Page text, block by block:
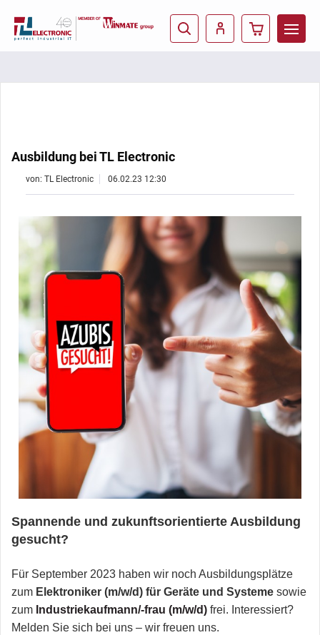
Ausbildung bei TL Electronic
von: TL Electronic 06.02.23 12:30
Spannende und zukunftsorientierte Ausbildung
gesucht?
Für September 2023 haben wir noch Ausbildungsplätze
zum Elektroniker (m/w/d) für Geräte und Systeme sowie
zum Industriekaufmann/-frau (m/w/d) frei. Interessiert?
Melden Sie sich bei uns – wir freuen uns.